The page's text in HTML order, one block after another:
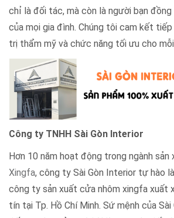
Hơn 10 năm hoạt động trong ngành
Xingfa, công ty Sài Gòn Interior tự hào
công ty sản xuất cửa nhôm xingfa xuất
tín tại Tp. Hồ Chí Minh. Sứ mệnh của Sài
đến sự tin tưởng và hài lòng tuyệt đối từ
vì vậy mà Sài Gòn Interior đã nỗ lực
nhắm đem đến sản phẩm tốt nhất cho
Gòn Interior tâm niệm rằng "Sự hài lòng
Mọi chi tiết mua hàng xin vui lòng liên hệ:
CÔNG TY TNHH SÀI GÒN INTERIOR
Hotline: 097.252.89.95 (Mr. Duy)